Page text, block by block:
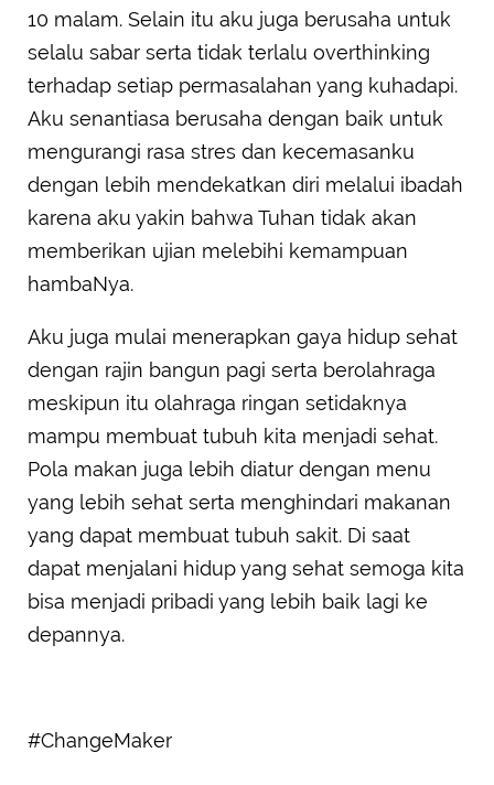
10 malam. Selain itu aku juga berusaha untuk
selalu sabar serta tidak terlalu overthinking
terhadap setiap permasalahan yang kuhadapi.
Aku senantiasa berusaha dengan baik untuk
mengurangi rasa stres dan kecemasanku
dengan lebih mendekatkan diri melalui ibadah
karena aku yakin bahwa Tuhan tidak akan
memberikan ujian melebihi kemampuan
hambaNya.
Aku juga mulai menerapkan gaya hidup sehat
dengan rajin bangun pagi serta berolahraga
meskipun itu olahraga ringan setidaknya
mampu membuat tubuh kita menjadi sehat.
Pola makan juga lebih diatur dengan menu
yang lebih sehat serta menghindari makanan
yang dapat membuat tubuh sakit. Di saat
dapat menjalani hidup yang sehat semoga kita
bisa menjadi pribadi yang lebih baik lagi ke
depannya.
#ChangeMaker